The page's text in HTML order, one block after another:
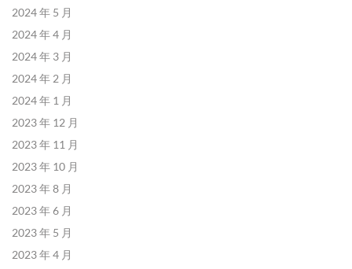
2024 年 5 月
2024 年 4 月
2024 年 3 月
2024 年 2 月
2024 年 1 月
2023 年 12 月
2023 年 11 月
2023 年 10 月
2023 年 8 月
2023 年 6 月
2023 年 5 月
2023 年 4 月